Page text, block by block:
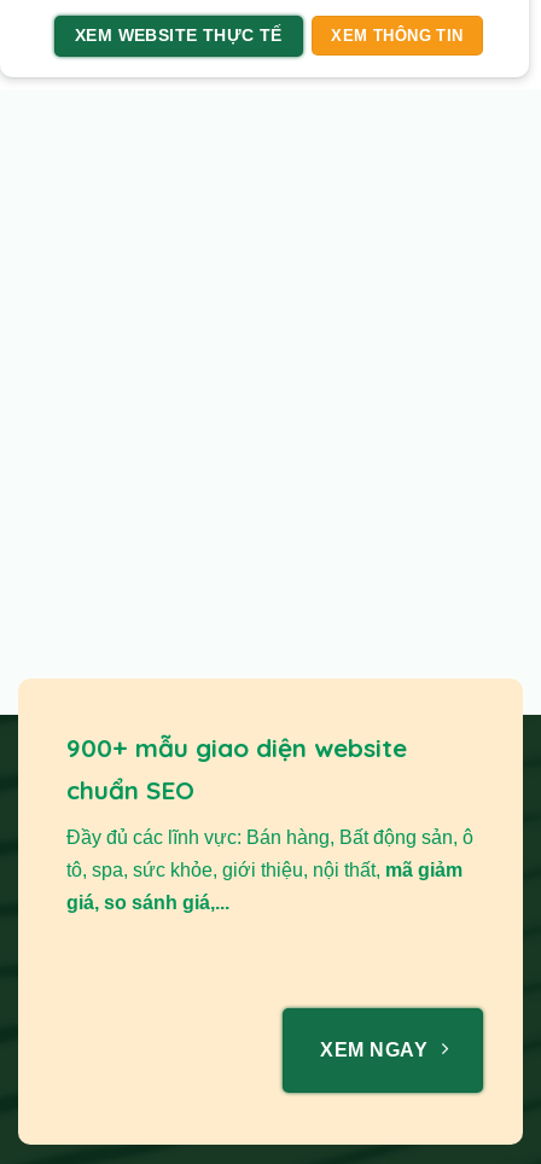
XEM WEBSITE THỰC TẾ XEM THÔNG TIN
900+ mẫu giao diện website
chuẩn SEO
Đầy đủ các lĩnh vực: Bán hàng, Bất động sản, ô
tô, spa, sức khỏe, giới thiệu, nội thất, mã giảm
giá, so sánh giá,...
XEM NGAY